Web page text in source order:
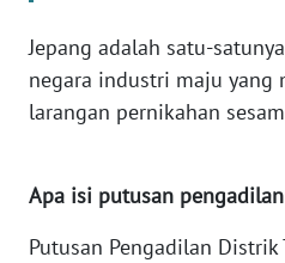
Jepang adalah satu-
negara industri maju yang
larangan pernikahan
Apa isi putusan pengadilan
Putusan Pengadilan Distrik
WN
JAKARTA
JABAR